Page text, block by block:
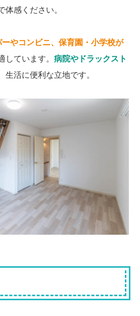
体感ください。
やコンビニ、保育園・小学校が
しています。病院やドラックスト
生活に便利な立地です。